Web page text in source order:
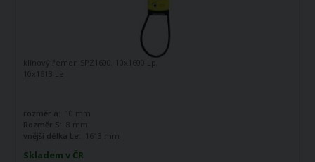
Skladem v ČR
klínový řemen SPZ1600, 10x1600 Lp,
10x1613 Le
rozměr a:
10 mm
Rozměr S:
8 mm
vnější délka Le:
1613 mm